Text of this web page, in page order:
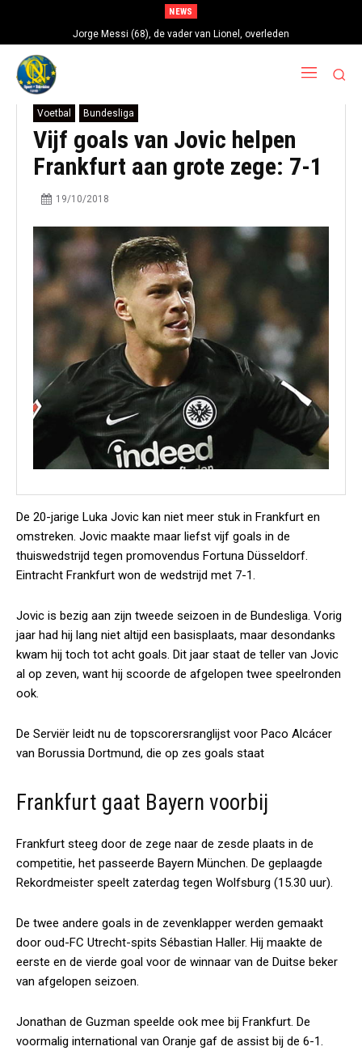
NEWS
Jorge Messi (68), de vader van Lionel, overleden
Voetbal Bundesliga
Vijf goals van Jovic helpen
Frankfurt aan grote zege: 7-1
19/10/2018
De 20-jarige Luka Jovic kan niet meer stuk in Frankfurt en
omstreken. Jovic maakte maar liefst vijf goals in de
thuiswedstrijd tegen promovendus Fortuna Düsseldorf.
Eintracht Frankfurt won de wedstrijd met 7-1.
Jovic is bezig aan zijn tweede seizoen in de Bundesliga. Vorig
jaar had hij lang niet altijd een basisplaats, maar desondanks
kwam hij toch tot acht goals. Dit jaar staat de teller van Jovic
al op zeven, want hij scoorde de afgelopen twee speelronden
ook.
De Serviër leidt nu de topscorersranglijst voor Paco Alcácer
van Borussia Dortmund, die op zes goals staat
Frankfurt gaat Bayern voorbij
Frankfurt steeg door de zege naar de zesde plaats in de
competitie, het passeerde Bayern München. De geplaagde
Rekordmeister speelt zaterdag tegen Wolfsburg (15.30 uur).
De twee andere goals in de zevenklapper werden gemaakt
door oud-FC Utrecht-spits Sébastian Haller. Hij maakte de
eerste en de vierde goal voor de winnaar van de Duitse beker
van afgelopen seizoen.
Jonathan de Guzman speelde ook mee bij Frankfurt. De
voormalig international van Oranje gaf de assist bij de 6-1.